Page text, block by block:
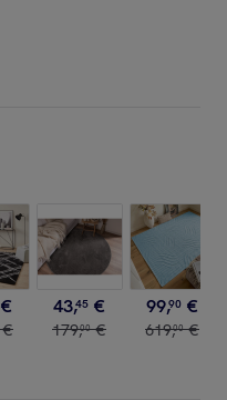
€
€
43,45 €
179,00 €
99,90 €
619,00 €